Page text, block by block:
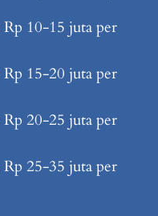
Rp 10-15 juta per
Rp 15-20 juta per
Rp 20-25 juta per
Rp 25-35 juta per